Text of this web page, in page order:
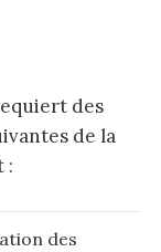
des
de la
:
des